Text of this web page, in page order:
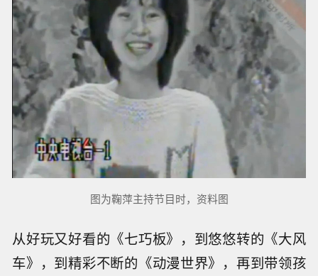
图为鞠萍主持节目时，资料图
从好玩又好看的《七巧板》，到悠悠转的《大风
车》，到精彩不断的《动漫世界》，再到带领孩